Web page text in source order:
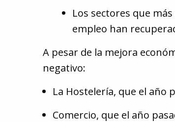
Los sectores que
empleo han
A pesar de la mejora
negativo:
La Hostelería, que el año
Comercio, que el año